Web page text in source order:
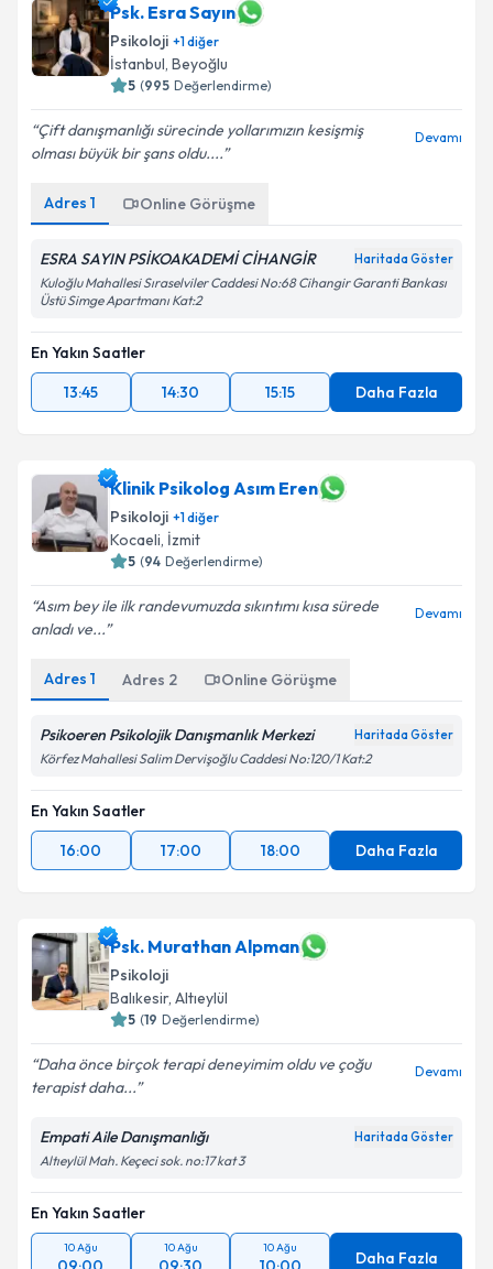
Psk. Esra Sayın
Psikoloji +1diğer
İstanbul, Beyoğlu
5 (995 Değerlendirme)
Çift danışmanlığı sürecinde yollarımızın kesişmiş
olması büyük bir şans oldu....
Devamı
Adres 1 Online Görüşme
ESRA SAYIN PSİKOAKADEMİ CİHANGİR Haritada Göster
Kuloğlu Mahallesi Sıraselviler Caddesi No:68 Cihangir Garanti Bankası
Üstü Simge Apartmanı Kat:2
En Yakın Saatler
13:45
14:30 15:15 Daha Fazla
Klinik Psikolog Asım Eren
Psikoloji +1diğer
Kocaeli, İzmit
5 (94 Değerlendirme)
Asım bey ile ilk randevumuzda sıkıntımı kısa sürede
anladı ve...
Devamı
Adres 1 Adres 2 Online Görüşme
Psikoeren Psikolojik Danışmanlık Merkezi Haritada Göster
Körfez Mahallesi Salim Dervişoğlu Caddesi No:120/1 Kat:2
En Yakın Saatler
16:00
17:00 18:00 Daha Fazla
Psk. Murathan Alpman
Psikoloji
Balıkesir, Altıeylül
5 (19 Değerlendirme)
Daha önce birçok terapi deneyimim oldu ve çoğu
terapist daha...
Devamı
Empati Aile Danışmanlığı Haritada Göster
Altıeylül Mah. Keçeci sok. no:17 kat 3
En Yakın Saatler
10 Ağu 10 Ağu 10 Ağu
Daha Fazla